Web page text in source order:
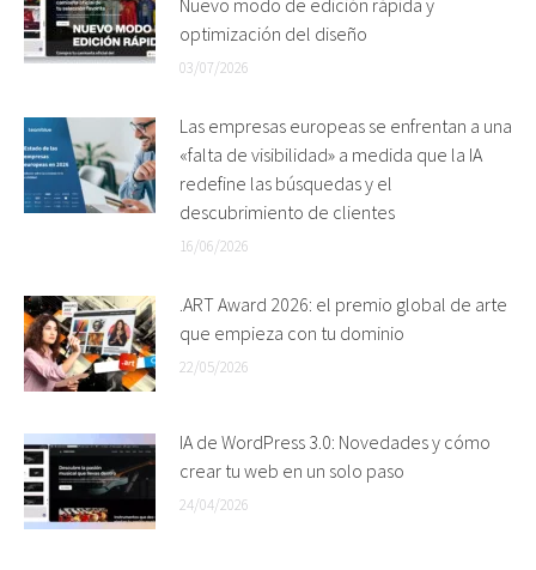
Nuevo modo de edición rápida y
optimización del diseño
03/07/2026
Las empresas europeas se enfrentan a una
«falta de visibilidad» a medida que la IA
redefine las búsquedas y el
descubrimiento de clientes
16/06/2026
.ART Award 2026: el premio global de arte
que empieza con tu dominio
22/05/2026
IA de WordPress 3.0: Novedades y cómo
crear tu web en un solo paso
24/04/2026